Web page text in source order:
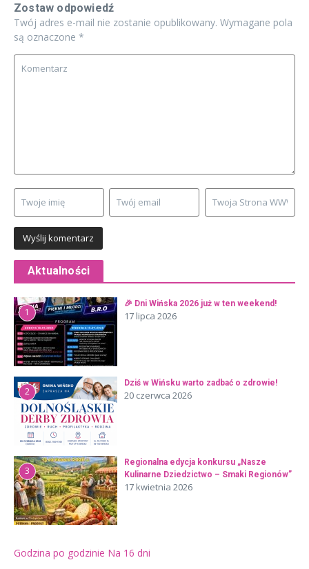
Zostaw odpowiedź
Twój adres e-mail nie zostanie opublikowany. Wymagane pola
są oznaczone *
Aktualności
1
🎉 Dni Wińska 2026 już w ten weekend!
17 lipca 2026
2
Dziś w Wińsku warto zadbać o zdrowie!
20 czerwca 2026
3
Regionalna edycja konkursu „Nasze
Kulinarne Dziedzictwo – Smaki Regionów”
17 kwietnia 2026
Godzina po godzinie Na 16 dni